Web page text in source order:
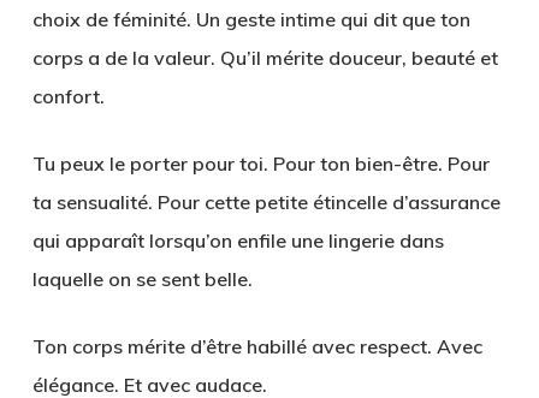
choix de féminité. Un geste intime qui dit que ton
corps a de la valeur. Qu’il mérite douceur, beauté et
confort.
Tu peux le porter pour toi. Pour ton bien-être. Pour
ta sensualité. Pour cette petite étincelle d’assurance
qui apparaît lorsqu’on enfile une lingerie dans
laquelle on se sent belle.
Ton corps mérite d’être habillé avec respect. Avec
élégance. Et avec audace.